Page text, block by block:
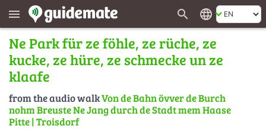
menu search language
Ne Park für ze föhle, ze rüche, ze
kucke, ze hüre, ze schmecke un ze
klaafe
from the audio walkVon de Bahn övver de Burch
nohm Breuste Ne Jang durch de Stadt mem Haase
Pitte | Troisdorf